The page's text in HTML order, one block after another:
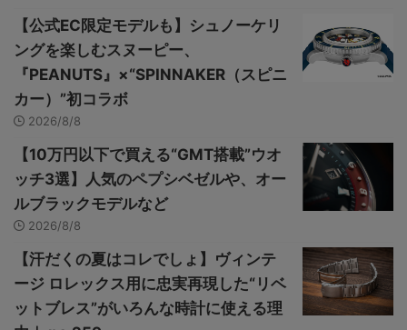
【公式EC限定モデルも】シュノーケリ
ングを楽しむスヌーピー、
『PEANUTS』×“SPINNAKER（スピニ
カー）”初コラボ
2026/8/8
【10万円以下で買える“GMT搭載”ウオ
ッチ3選】人気のペプシベゼルや、オー
ルブラックモデルなど
2026/8/8
【汗だくの夏はコレでしょ】ヴィンテ
ージ ロレックス用に忠実再現した“リベ
ットブレス”がいろんな時計に使える理